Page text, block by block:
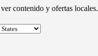
contenido y ofertas locales.